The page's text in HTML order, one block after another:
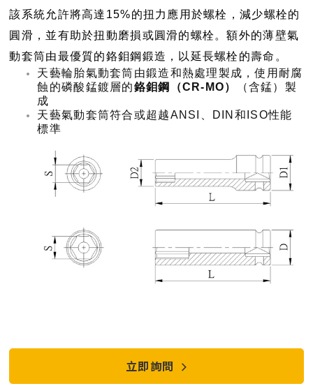
該系統允許將高達15%的扭力應用於螺栓，減少螺栓的
圓滑，並有助於扭動磨損或圓滑的螺栓。額外的薄壁氣
動套筒由最優質的鉻鉬鋼鍛造，以延長螺栓的壽命。
天藝輪胎氣動套筒由鍛造和熱處理製成，使用耐腐
蝕的磷酸錳鍍層的鉻鉬鋼（CR-MO）
（含錳）製
成
天藝氣動套筒符合或超越ANSI、DIN和ISO性能
標準
立即詢問